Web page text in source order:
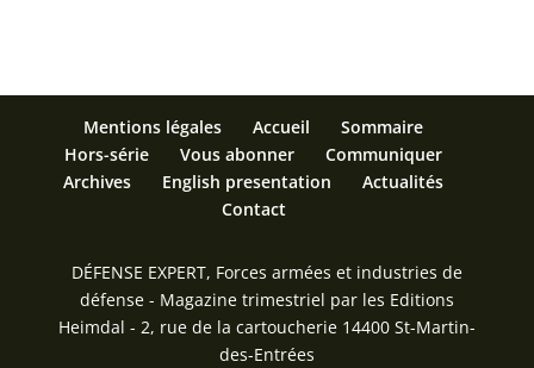
Mentions légales Accueil
Sommaire
Hors-série
Vous abonner
Communiquer
Archives
English presentation
Actualités
Contact
DÉFENSE EXPERT, Forces armées et industries de
défense - Magazine trimestriel par les Editions
Heimdal - 2, rue de la cartoucherie 14400 St-Martin-
des-Entrées